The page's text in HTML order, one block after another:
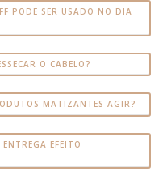
PODE SER USADO NO DIA
O CABELO?
MATIZANTES AGIR?
EFEITO